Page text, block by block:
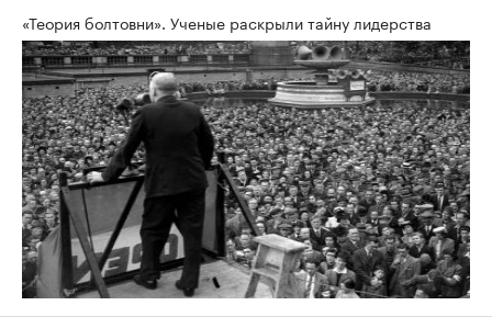
«Теория болтовни». Ученые раскрыли тайну лидерства